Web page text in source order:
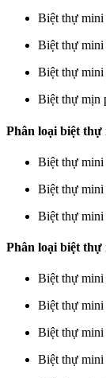
Biệt thự mini
Biệt thự mini
Biệt thự mini
Biệt thự mịn
Phân loại biệt thự
Biệt thự mini
Biệt thự mini
Biệt thự mini
Phân loại biệt thự
Biệt thự mini
Biệt thự mini
Biệt thự mini
Biệt thự